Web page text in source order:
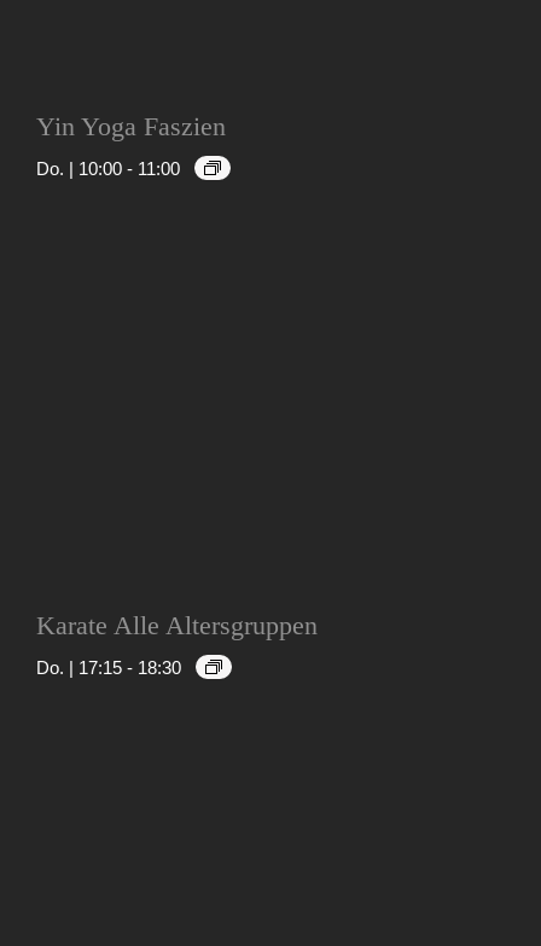
Yin Yoga Faszien
Do. | 10:00 - 11:00
Karate Alle Altersgruppen
Do. | 17:15 - 18:30